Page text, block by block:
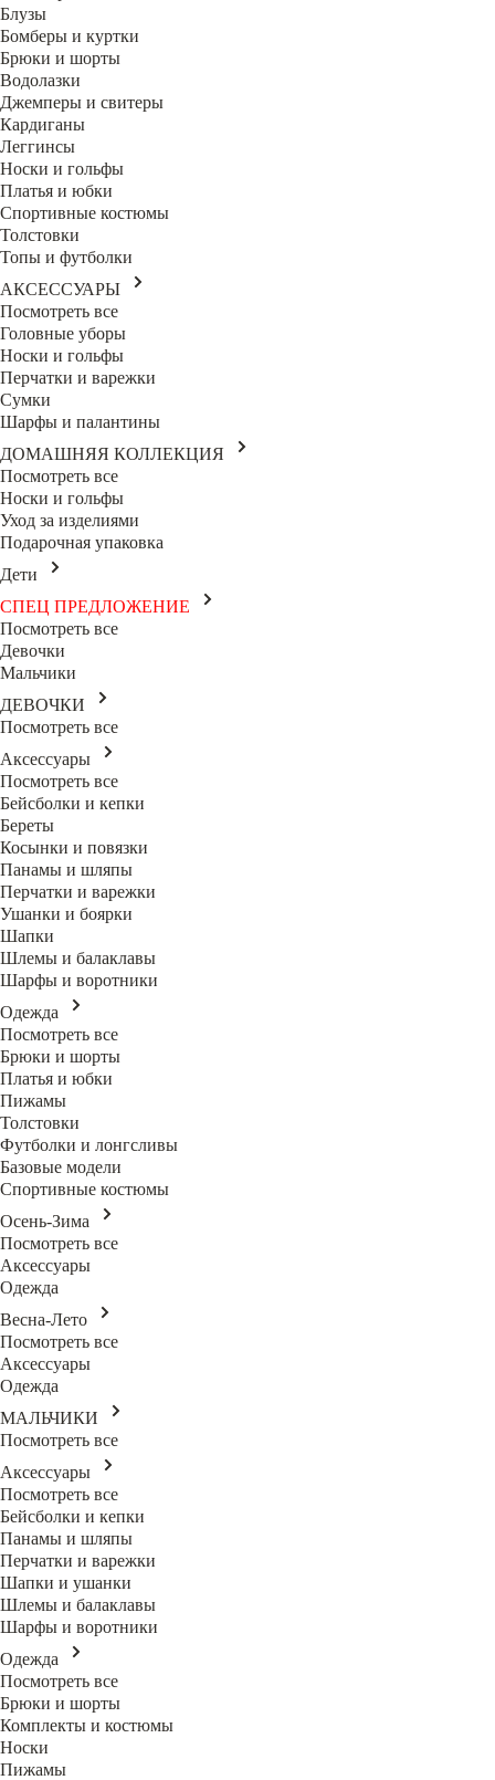
Блузы
Бомберы и куртки
Брюки и шорты
Водолазки
Джемперы и свитеры
Кардиганы
Леггинсы
Носки и гольфы
Платья и юбки
Спортивные костюмы
Толстовки
Топы и футболки
АКСЕССУАРЫ
Посмотреть все
Головные уборы
Носки и гольфы
Перчатки и варежки
Сумки
Шарфы и палантины
ДОМАШНЯЯ КОЛЛЕКЦИЯ
Посмотреть все
Носки и гольфы
Уход за изделиями
Подарочная упаковка
Дети
СПЕЦ ПРЕДЛОЖЕНИЕ
Посмотреть все
Девочки
Мальчики
ДЕВОЧКИ
Посмотреть все
Аксессуары
Посмотреть все
Бейсболки и кепки
Береты
Косынки и повязки
Панамы и шляпы
Перчатки и варежки
Ушанки и боярки
Шапки
Шлемы и балаклавы
Шарфы и воротники
Одежда
Посмотреть все
Брюки и шорты
Платья и юбки
Пижамы
Толстовки
Футболки и лонгсливы
Базовые модели
Спортивные костюмы
Осень-Зима
Посмотреть все
Аксессуары
Одежда
Весна-Лето
Посмотреть все
Аксессуары
Одежда
МАЛЬЧИКИ
Посмотреть все
Аксессуары
Посмотреть все
Бейсболки и кепки
Панамы и шляпы
Перчатки и варежки
Шапки и ушанки
Шлемы и балаклавы
Шарфы и воротники
Одежда
Посмотреть все
Брюки и шорты
Комплекты и костюмы
Носки
Пижамы